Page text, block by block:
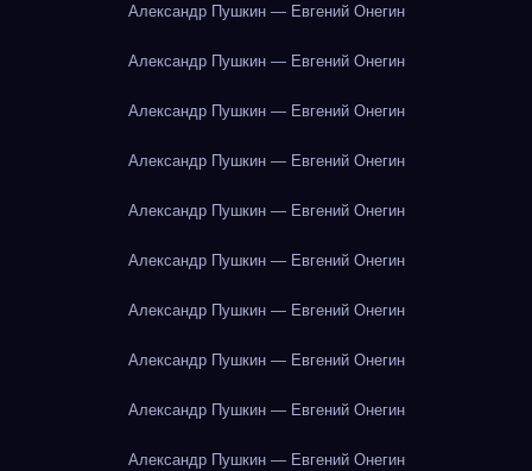
Александр Пушкин — Евгений Онегин
Александр Пушкин — Евгений Онегин
Александр Пушкин — Евгений Онегин
Александр Пушкин — Евгений Онегин
Александр Пушкин — Евгений Онегин
Александр Пушкин — Евгений Онегин
Александр Пушкин — Евгений Онегин
Александр Пушкин — Евгений Онегин
Александр Пушкин — Евгений Онегин
Александр Пушкин — Евгений Онегин